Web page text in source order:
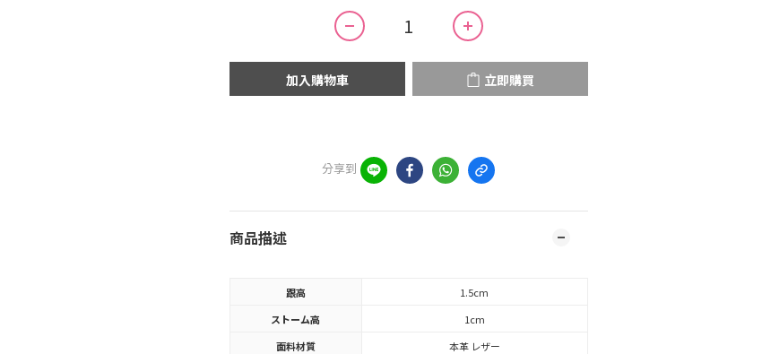
加入購物車 立即購買
分享到
商品描述
跟高
1.5cm
ストーム高
1cm
面料材質
本革 レザー